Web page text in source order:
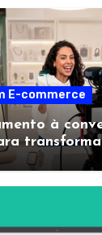
E-commerce
à
máquinas de